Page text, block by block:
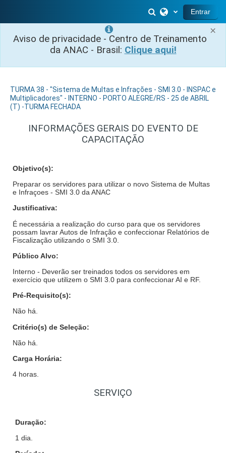
×
Aviso de privacidade - Centro de Treinamento
da ANAC - Brasil: Clique aqui!
Alternar entrada
Entrar
TURMA 38 - "Sistema de Multas e Infrações - SMI 3.0 - INSPAC e
Multiplicadores" - INTERNO - PORTO ALEGRE/RS - 25 de ABRIL
(T) -TURMA FECHADA
INFORMAÇÕES GERAIS DO EVENTO DE
CAPACITAÇÃO
Objetivo(s):
Preparar os servidores para utilizar o novo Sistema de Multas
e Infraçoes - SMI 3.0 da ANAC
Justificativa:
É necessária a realização do curso para que os servidores
possam lavrar Autos de Infração e confeccionar Relatórios de
Fiscalização utilizando o SMI 3.0.
Público Alvo:
Interno - Deverão ser treinados todos os servidores em
exercício que utilizem o SMI 3.0 para confeccionar AI e RF.
Pré-Requisito(s):
Não há.
Critério(s) de Seleção:
Não há.
Carga Horária:
4 horas.
SERVIÇO
Duração:
1 dia.